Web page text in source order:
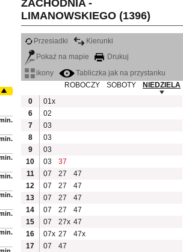
ZACHODNIA -
LIMANOWSKIEGO (1396)
Przesiadki
Kierunki
Pokaż na mapie
Drukuj
ikony
Tabliczka jak na przystanku
ROBOCZY
SOBOTY
NIEDZIELA
0
01x
6
02
7
03
8
03
9
03
10
03
37
11
07 27
47
12
07 27
47
13
07 27
47
14
07 27
47
15
07 27x 47
16
07x 27
47x
17
07 47